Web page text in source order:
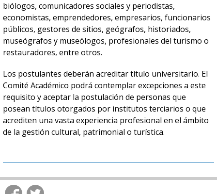
biólogos, comunicadores sociales y periodistas,
economistas, emprendedores, empresarios, funcionarios
públicos, gestores de sitios, geógrafos, historiados,
museógrafos y museólogos, profesionales del turismo o
restauradores, entre otros.
Los postulantes deberán acreditar título universitario. El
Comité Académico podrá contemplar excepciones a este
requisito y aceptar la postulación de personas que
posean títulos otorgados por institutos terciarios o que
acrediten una vasta experiencia profesional en el ámbito
de la gestión cultural, patrimonial o turística.